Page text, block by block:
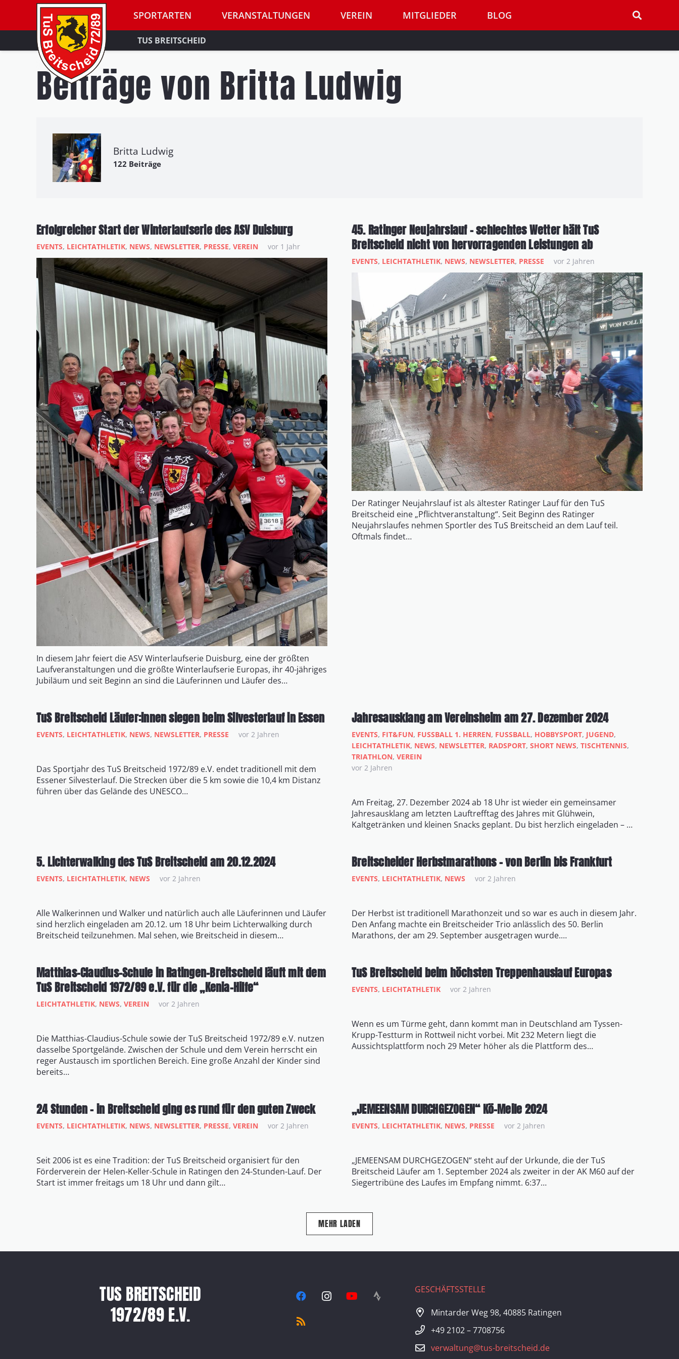
SPORTARTEN VERANSTALTUNGEN VEREIN MITGLIEDER BLOG
TUS BREITSCHEID
Beiträge von Britta Ludwig
Britta Ludwig
122 Beiträge
Erfolgreicher Start der Winterlaufserie des ASV Duisburg
EVENTS, LEICHTATHLETIK, NEWS, NEWSLETTER, PRESSE, VEREIN vor 1 Jahr
In diesem Jahr feiert die ASV Winterlaufserie Duisburg, eine der größten
Laufveranstaltungen und die größte Winterlaufserie Europas, ihr 40-jähriges
Jubiläum und seit Beginn an sind die Läuferinnen und Läufer des…
45. Ratinger Neujahrslauf – schlechtes Wetter hält TuS
Breitscheid nicht von hervorragenden Leistungen ab
EVENTS, LEICHTATHLETIK, NEWS, NEWSLETTER, PRESSE vor 2 Jahren
Der Ratinger Neujahrslauf ist als ältester Ratinger Lauf für den TuS
Breitscheid eine „Pflichtveranstaltung“. Seit Beginn des Ratinger
Neujahrslaufes nehmen Sportler des TuS Breitscheid an dem Lauf teil.
Oftmals findet…
TuS Breitscheid Läufer:innen siegen beim Silvesterlauf in Essen
EVENTS, LEICHTATHLETIK, NEWS, NEWSLETTER, PRESSE vor 2 Jahren
Das Sportjahr des TuS Breitscheid 1972/89 e.V. endet traditionell mit dem
Essener Silvesterlauf. Die Strecken über die 5 km sowie die 10,4 km Distanz
führen über das Gelände des UNESCO…
Jahresausklang am Vereinsheim am 27. Dezember 2024
EVENTS, FIT&FUN, FUSSBALL 1. HERREN , FUSSBALL, HOBBYSPORT, JUGEND,
LEICHTATHLETIK, NEWS, NEWSLETTER, RADSPORT, SHORT NEWS, TISCHTENNIS,
TRIATHLON, VEREIN
vor 2 Jahren
Am Freitag, 27. Dezember 2024 ab 18 Uhr ist wieder ein gemeinsamer
Jahresausklang am letzten Lauftrefftag des Jahres mit Glühwein,
Kaltgetränken und kleinen Snacks geplant. Du bist herzlich eingeladen – …
5. Lichterwalking des TuS Breitscheid am 20.12.2024
EVENTS, LEICHTATHLETIK, NEWS vor 2 Jahren
Alle Walkerinnen und Walker und natürlich auch alle Läuferinnen und Läufer
sind herzlich eingeladen am 20.12. um 18 Uhr beim Lichterwalking durch
Breitscheid teilzunehmen. Mal sehen, wie Breitscheid in diesem…
Breitscheider Herbstmarathons – von Berlin bis Frankfurt
EVENTS, LEICHTATHLETIK, NEWS vor 2 Jahren
Der Herbst ist traditionell Marathonzeit und so war es auch in diesem Jahr.
Den Anfang machte ein Breitscheider Trio anlässlich des 50. Berlin
Marathons, der am 29. September ausgetragen wurde.…
Matthias-Claudius-Schule in Ratingen-Breitscheid läuft mit dem
TuS Breitscheid 1972/89 e.V. für die „Kenia-Hilfe“
LEICHTATHLETIK, NEWS, VEREIN vor 2 Jahren
Die Matthias-Claudius-Schule sowie der TuS Breitscheid 1972/89 e.V. nutzen
dasselbe Sportgelände. Zwischen der Schule und dem Verein herrscht ein
reger Austausch im sportlichen Bereich. Eine große Anzahl der Kinder sind
bereits…
TuS Breitscheid beim höchsten Treppenhauslauf Europas
EVENTS, LEICHTATHLETIK vor 2 Jahren
Wenn es um Türme geht, dann kommt man in Deutschland am Tyssen-
Krupp-Testturm in Rottweil nicht vorbei. Mit 232 Metern liegt die
Aussichtsplattform noch 29 Meter höher als die Plattform des…
24 Stunden – in Breitscheid ging es rund für den guten Zweck
EVENTS, LEICHTATHLETIK, NEWS, NEWSLETTER, PRESSE, VEREIN vor 2 Jahren
Seit 2006 ist es eine Tradition: der TuS Breitscheid organisiert für den
Förderverein der Helen-Keller-Schule in Ratingen den 24-Stunden-Lauf. Der
Start ist immer freitags um 18 Uhr und dann gilt…
„JEMEENSAM DURCHGEZOGEN“ Kö-Meile 2024
EVENTS, LEICHTATHLETIK, NEWS, PRESSE vor 2 Jahren
„JEMEENSAM DURCHGEZOGEN“ steht auf der Urkunde, die der TuS
Breitscheid Läufer am 1. September 2024 als zweiter in der AK M60 auf der
Siegertribüne des Laufes im Empfang nimmt. 6:37…
MEHR LADEN
TUS BREITSCHEID
1972/89 E.V.
GESCHÄFTSSTELLE
Mintarder Weg 98, 40885 Ratingen
+49 2102 – 7708756
verwaltung@tus-breitscheid.de